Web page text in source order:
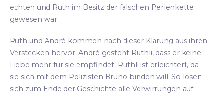
echten und Ruth im Besitz der falschen Perlenkette
gewesen war.
Ruth und André kommen nach dieser Klärung aus ihren
Verstecken hervor. André gesteht Ruthli, dass er keine
Liebe mehr für sie empfindet. Ruthli ist erleichtert, da
sie sich mit dem Polizisten Bruno binden will. So lösen
sich zum Ende der Geschichte alle Verwirrungen auf.